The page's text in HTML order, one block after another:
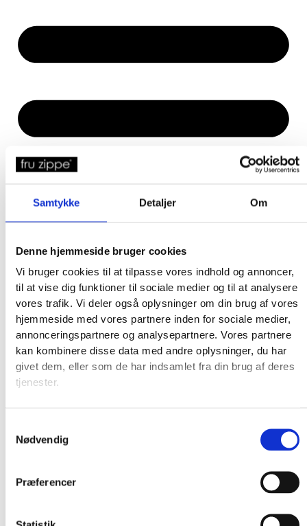
Samtykke Detaljer Om
Denne hjemmeside bruger cookies
Vi bruger cookies til at tilpasse vores indhold og annoncer,
til at vise dig funktioner til sociale medier og til at analysere
vores trafik. Vi deler også oplysninger om din brug af vores
hjemmeside med vores partnere inden for sociale medier,
annonceringspartnere og analysepartnere. Vores partnere
kan kombinere disse data med andre oplysninger, du har
givet dem, eller som de har indsamlet fra din brug af deres
tjenester.
Nødvendig
Præferencer